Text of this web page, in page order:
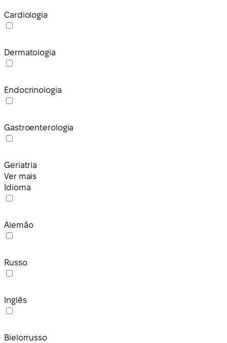
Cardiologia
Dermatologia
Endocrinologia
Gastroenterologia
Geriatria
Ver mais
Idioma
Alemão
Russo
Inglês
Bielorrusso